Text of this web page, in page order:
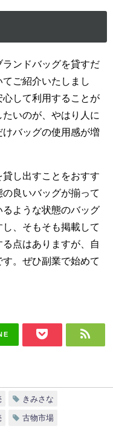
ンドバッグを貸すだ
ご紹介いたしまし
して利用することが
いのが、やはり人に
バッグの使用感が増
し出すことをおすす
良いバッグが揃って
ような状態のバッグ
、そもそも掲載して
点はありますが、自
。ぜひ副業で始めて
きみさな
古物市場